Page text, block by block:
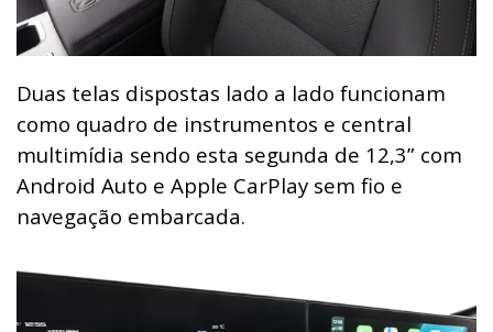
Duas telas dispostas lado a lado funcionam
como quadro de instrumentos e central
multimídia sendo esta segunda de 12,3” com
Android Auto e Apple CarPlay sem fio e
navegação embarcada.